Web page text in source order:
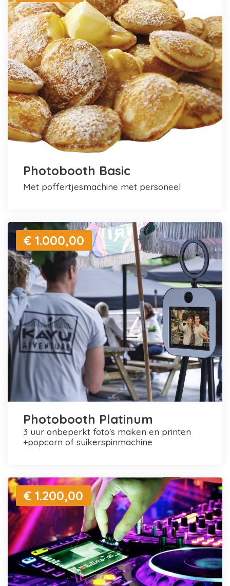
Photobooth Basic
met poffertjesmachine met personeel
€ 1.000,00
Photobooth Platinum
3 uur onbeperkt foto's maken en printen
+popcorn of suikerspinmachine
€ 1.200,00